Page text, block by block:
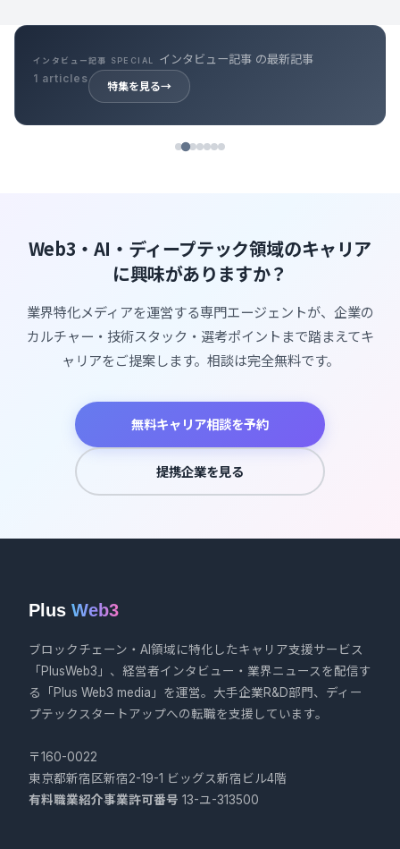
インタビュー記事 SPECIAL インタビュー記事 の最新記事
1 articles
特集を見る→
Web3・AI・ディープテック領域のキャリア
に興味がありますか？
業界特化メディアを運営する専門エージェントが、企業の
カルチャー・技術スタック・選考ポイントまで踏まえてキ
ャリアをご提案します。相談は完全無料です。
無料キャリア相談を予約
提携企業を見る
Plus Web3
ブロックチェーン・AI領域に特化したキャリア支援サービス
「PlusWeb3」、経営者インタビュー・業界ニュースを配信す
る「Plus Web3 media」を運営。大手企業R&D部門、ディー
プテックスタートアップへの転職を支援しています。
〒160-0022
東京都新宿区新宿2-19-1 ビッグス新宿ビル4階
有料職業紹介事業許可番号 13-ユ-313500